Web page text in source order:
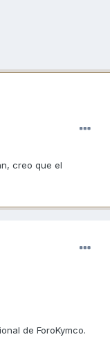
creo que el
de ForoKymco.